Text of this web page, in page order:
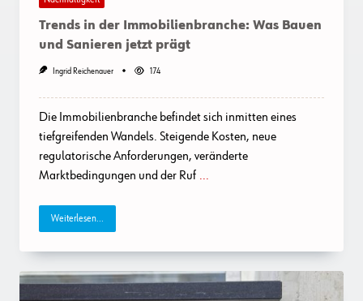
Trends in der Immobilienbranche: Was Bauen
und Sanieren jetzt prägt
Ingrid Reichenauer 174
Die Immobilienbranche befindet sich inmitten eines
tiefgreifenden Wandels. Steigende Kosten, neue
regulatorische Anforderungen, veränderte
Marktbedingungen und der Ruf ...
Weiterlesen...